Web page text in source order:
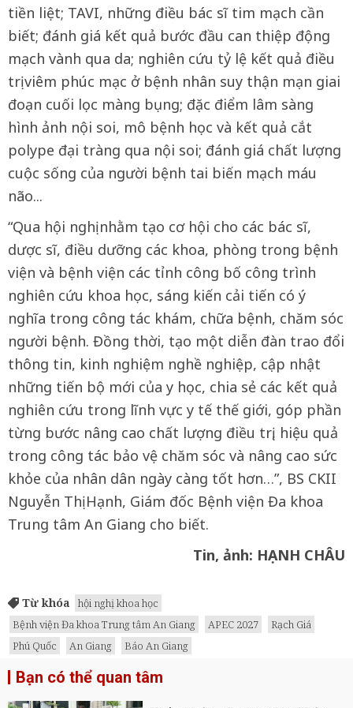
tiền liệt; TAVI, những điều bác sĩ tim mạch cần
biết; đánh giá kết quả bước đầu can thiệp động
mạch vành qua da; nghiên cứu tỷ lệ kết quả điều
trị viêm phúc mạc ở bệnh nhân suy thận mạn giai
đoạn cuối lọc màng bụng; đặc điểm lâm sàng
hình ảnh nội soi, mô bệnh học và kết quả cắt
polype đại tràng qua nội soi; đánh giá chất lượng
cuộc sống của người bệnh tai biến mạch máu
não...
“Qua hội nghị nhằm tạo cơ hội cho các bác sĩ,
dược sĩ, điều dưỡng các khoa, phòng trong bệnh
viện và bệnh viện các tỉnh công bố công trình
nghiên cứu khoa học, sáng kiến cải tiến có ý
nghĩa trong công tác khám, chữa bệnh, chăm sóc
người bệnh. Đồng thời, tạo một diễn đàn trao đổi
thông tin, kinh nghiệm nghề nghiệp, cập nhật
những tiến bộ mới của y học, chia sẻ các kết quả
nghiên cứu trong lĩnh vực y tế thế giới, góp phần
từng bước nâng cao chất lượng điều trị, hiệu quả
trong công tác bảo vệ chăm sóc và nâng cao sức
khỏe của nhân dân ngày càng tốt hơn…”, BS CKII
Nguyễn Thị Hạnh, Giám đốc Bệnh viện Đa khoa
Trung tâm An Giang cho biết.
Tin, ảnh: HẠNH CHÂU
Từ khóa
hội nghị khoa học
Bệnh viện Đa khoa Trung tâm An Giang
APEC 2027
Rạch Giá
Phú Quốc
An Giang Báo An Giang
Bạn có thể quan tâm